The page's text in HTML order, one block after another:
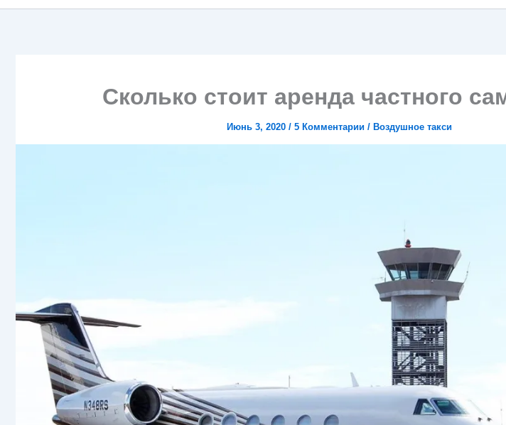
Сколько стоит аренда частного
Июнь 3, 2020 / 5 Комментарии / Воздушное такси